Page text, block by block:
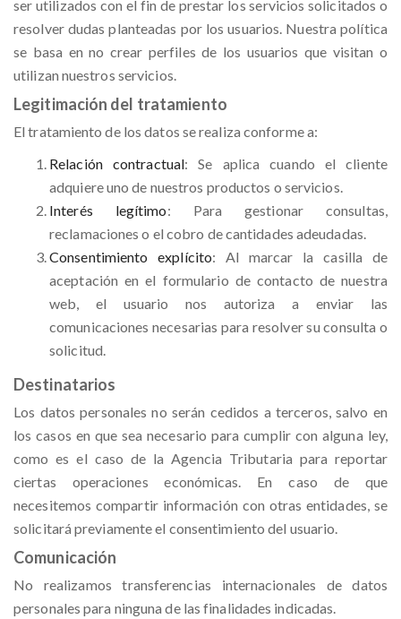
ser utilizados con el fin de prestar los servicios solicitados o
resolver dudas planteadas por los usuarios. Nuestra política
se basa en no crear perfiles de los usuarios que visitan o
utilizan nuestros servicios.
Legitimación del tratamiento
El tratamiento de los datos se realiza conforme a:
Relación contractual: Se aplica cuando el cliente
adquiere uno de nuestros productos o servicios.
Interés legítimo: Para gestionar consultas,
reclamaciones o el cobro de cantidades adeudadas.
Consentimiento explícito: Al marcar la casilla de
aceptación en el formulario de contacto de nuestra
web, el usuario nos autoriza a enviar las
comunicaciones necesarias para resolver su consulta o
solicitud.
Destinatarios
Los datos personales no serán cedidos a terceros, salvo en
los casos en que sea necesario para cumplir con alguna ley,
como es el caso de la Agencia Tributaria para reportar
ciertas operaciones económicas. En caso de que
necesitemos compartir información con otras entidades, se
solicitará previamente el consentimiento del usuario.
Comunicación
No realizamos transferencias internacionales de datos
personales para ninguna de las finalidades indicadas.